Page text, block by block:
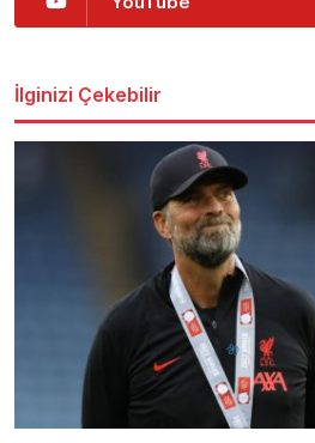
İlginizi Çekebilir